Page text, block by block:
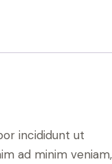
incididunt ut
ad minim veniam,